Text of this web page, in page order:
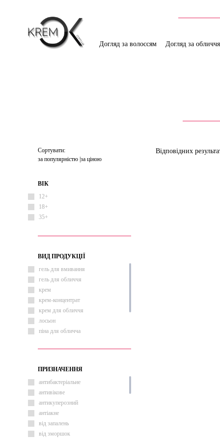
Догляд за волоссям Догляд за
Сортувати:
за популярністю за ціною
ВІК
12+
18+
35+
ВИД ПРОДУКЦІЇ
гель для вмивання
гель для обличчя
крем
крем-концентрат
крем для обличчя
лосьон
піна для обличча
ПРИЗНАЧЕННЯ
антибактеріальне
антивікове
антикуперозний
антіакне
від запалень
від зморшок
Відповідних